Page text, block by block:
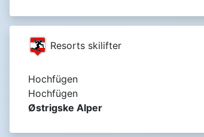
Resorts skilifter
Hochfügen
Hochfügen
Østrigske Alper